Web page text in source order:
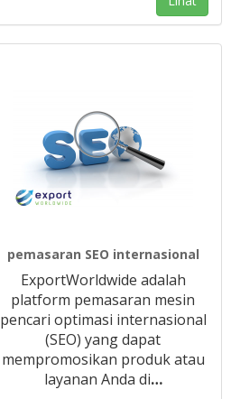
pemasaran SEO internasional
ExportWorldwide adalah
platform pemasaran mesin
pencari optimasi internasional
(SEO) yang dapat
mempromosikan produk atau
layanan Anda di…